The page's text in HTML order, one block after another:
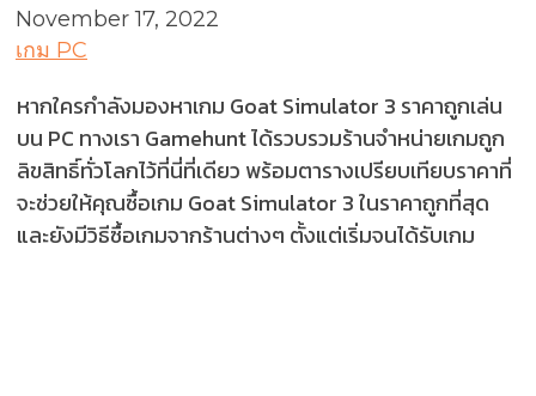
November 17, 2022
เกม PC
หากใครกำลังมองหาเกม Goat Simulator 3 ราคาถูกเล่น
บน PC ทางเรา Gamehunt ได้รวบรวมร้านจำหน่ายเกมถูก
ลิขสิทธิ์ทั่วโลกไว้ที่นี่ที่เดียว พร้อมตารางเปรียบเทียบราคาที่
จะช่วยให้คุณซื้อเกม Goat Simulator 3 ในราคาถูกที่สุด
และยังมีวิธีซื้อเกมจากร้านต่างๆ ตั้งแต่เริ่มจนได้รับเกม